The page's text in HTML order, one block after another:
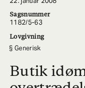
Sagsnummer
1182/5-63
Lovgivning
Generisk
Butik